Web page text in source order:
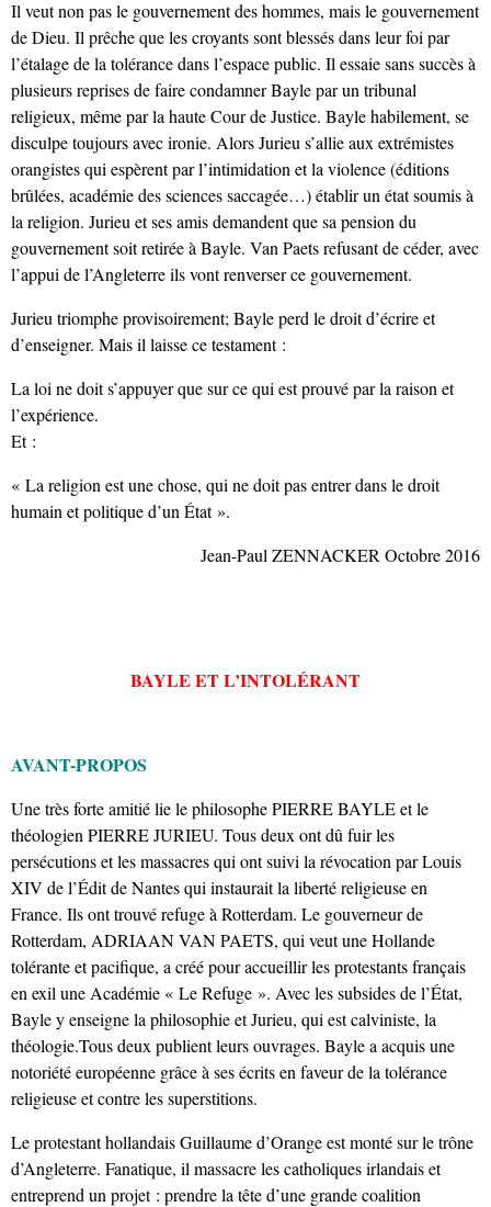
Il veut non pas le gouvernement des hommes, mais le gouvernement
de Dieu. Il prêche que les croyants sont blessés dans leur foi par
l’étalage de la tolérance dans l’espace public. Il essaie sans succès à
plusieurs reprises de faire condamner Bayle par un tribunal
religieux, même par la haute Cour de Justice. Bayle habilement, se
disculpe toujours avec ironie. Alors Jurieu s’allie aux extrémistes
orangistes qui espèrent par l’intimidation et la violence (éditions
brûlées, académie des sciences saccagée…) établir un état soumis à
la religion. Jurieu et ses amis demandent que sa pension du
gouvernement soit retirée à Bayle. Van Paets refusant de céder, avec
l’appui de l’Angleterre ils vont renverser ce gouvernement.
Jurieu triomphe provisoirement; Bayle perd le droit d’écrire et
d’enseigner. Mais il laisse ce testament :
La loi ne doit s’appuyer que sur ce qui est prouvé par la raison et
l’expérience.
Et :
« La religion est une chose, qui ne doit pas entrer dans le droit
humain et politique d’un État ».
Jean-Paul ZENNACKER Octobre 2016
BAYLE ET L’INTOLÉRANT
AVANT-PROPOS
Une très forte amitié lie le philosophe PIERRE BAYLE et le
théologien PIERRE JURIEU. Tous deux ont dû fuir les
persécutions et les massacres qui ont suivi la révocation par Louis
XIV de l’Édit de Nantes qui instaurait la liberté religieuse en
France. Ils ont trouvé refuge à Rotterdam. Le gouverneur de
Rotterdam, ADRIAAN VAN PAETS, qui veut une Hollande
tolérante et pacifique, a créé pour accueillir les protestants français
en exil une Académie « Le Refuge ». Avec les subsides de l’État,
Bayle y enseigne la philosophie et Jurieu, qui est calviniste, la
théologie.Tous deux publient leurs ouvrages. Bayle a acquis une
notoriété européenne grâce à ses écrits en faveur de la tolérance
religieuse et contre les superstitions.
Le protestant hollandais Guillaume d’Orange est monté sur le trône
d’Angleterre. Fanatique, il massacre les catholiques irlandais et
entreprend un projet : prendre la tête d’une grande coalition